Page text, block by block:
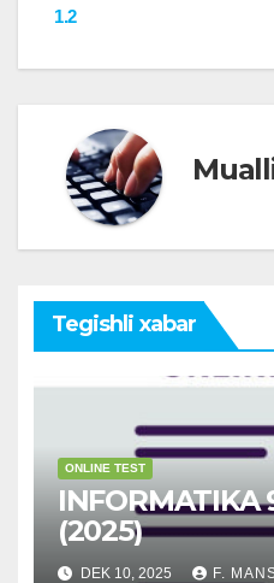
1.2
Tegishli xabar
ONLINE TEST
INFORMATIKA
(2025)
DEK 10, 2025 F.